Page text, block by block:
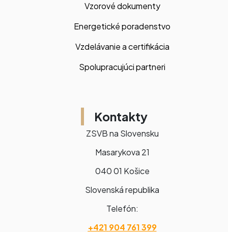
Vzorové dokumenty
Energetické poradenstvo
Vzdelávanie a certifikácia
Spolupracujúci partneri
Kontakty
ZSVB na Slovensku
Masarykova 21
040 01 Košice
Slovenská republika
Telefón:
+421 904 761 399